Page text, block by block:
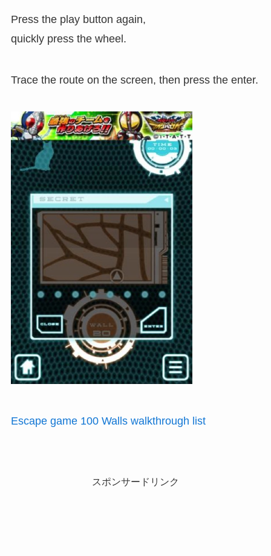
Press the play button again,
quickly press the wheel.
Trace the route on the screen, then press the enter.
Escape game 100 Walls walkthrough list
スポンサードリンク